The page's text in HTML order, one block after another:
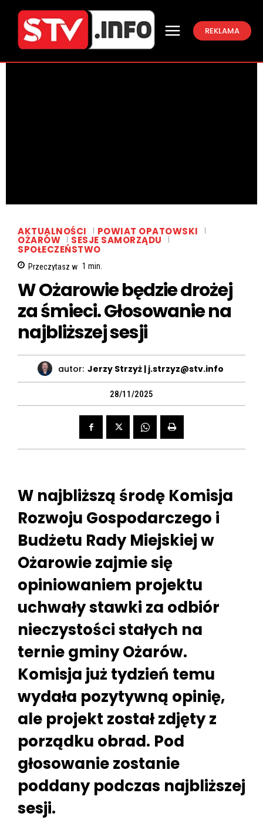
REKLAMA
AKTUALNOŚCI POWIAT OPATOWSKI
OŻARÓW SESJE SAMORZĄDU
SPOŁECZEŃSTWO
Przeczytasz w 1 min.
W Ożarowie będzie drożej
za śmieci. Głosowanie na
najbliższej sesji
autor: Jerzy Strzyż | j.strzyz@stv.info
28/11/2025
W najbliższą środę Komisja
Rozwoju Gospodarczego i
Budżetu Rady Miejskiej w
Ożarowie zajmie się
opiniowaniem projektu
uchwały stawki za odbiór
nieczystości stałych na
ternie gminy Ożarów.
Komisja już tydzień temu
wydała pozytywną opinię,
ale projekt został zdjęty z
porządku obrad. Pod
głosowanie zostanie
poddany podczas najbliższej
sesji.